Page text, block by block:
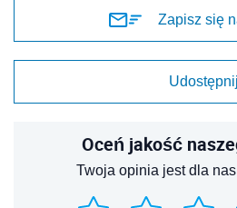
Zapisz się
Udostępnij
Oceń jakość
Twoja opinia jest dla